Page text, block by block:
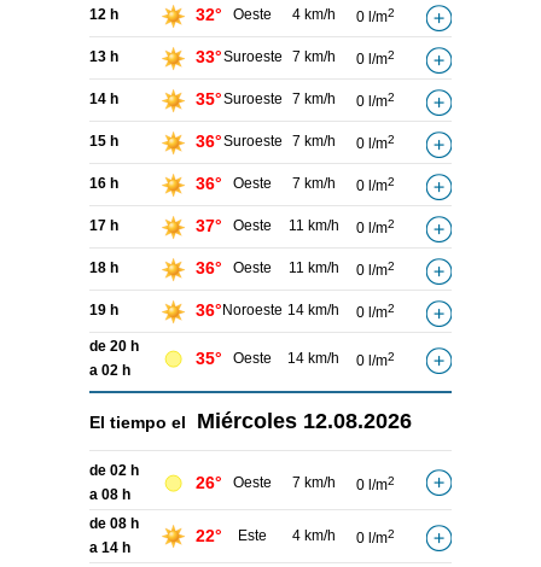
12 h 32° Oeste 4 km/h 0 l/m2
13 h 33°Suroeste 7 km/h 0 l/m2
14 h 35°Suroeste 7 km/h 0 l/m2
15 h 36°Suroeste 7 km/h 0 l/m2
16 h 36° Oeste 7 km/h 0 l/m2
17 h 37° Oeste 11 km/h 0 l/m2
18 h 36° Oeste 11 km/h 0 l/m2
19 h 36° Noroeste 14 km/h 0 l/m2
de 20 h
a 02 h
35° Oeste 14 km/h 0 l/m2
El tiempo el Miércoles 12.08.2026
de 02 h
a 08 h
26° Oeste 7 km/h 0 l/m2
de 08 h
a 14 h
22° Este 4 km/h 0 l/m2